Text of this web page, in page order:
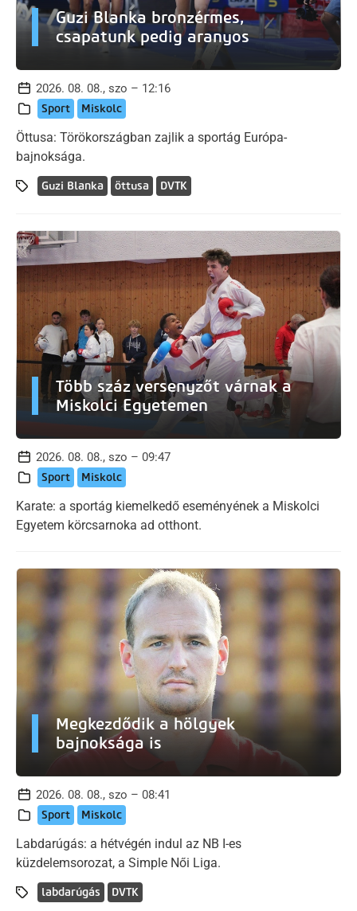
Guzi Blanka bronzérmes,
csapatunk pedig aranyos
2026. 08. 08., szo – 12:16
Sport Miskolc
Öttusa: Törökországban zajlik a sportág Európa-
bajnoksága.
Guzi Blanka öttusa DVTK
Több száz versenyzőt várnak a
Miskolci Egyetemen
2026. 08. 08., szo – 09:47
Sport Miskolc
Karate: a sportág kiemelkedő eseményének a Miskolci
Egyetem körcsarnoka ad otthont.
Megkezdődik a hölgyek
bajnoksága is
2026. 08. 08., szo – 08:41
Sport Miskolc
Labdarúgás: a hétvégén indul az NB I-es
küzdelemsorozat, a Simple Női Liga.
labdarúgás DVTK